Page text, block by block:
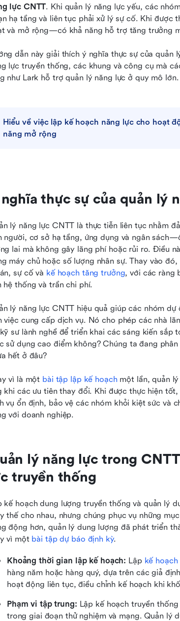
lực CNTT. Khi quản lý năng lực yếu, các
hạ tầng và liên tục phải xử lý sự cố. Khi được
và mở rộng—có khả năng hỗ trợ tăng trưởng
dẫn này giải thích ý nghĩa thực sự của quản
lực truyền thống, các khung và công cụ mà
như Lark hỗ trợ quản lý năng lực ở quy mô lớn.
Hiểu về việc lập kế hoạch năng lực cho hoạt
năng mở rộng
thực sự của quản lý
lý năng lực CNTT là thực tiễn liên tục nhằm
người, cơ sở hạ tầng, ứng dụng và ngân
lai mà không gây lãng phí hoặc rủi ro. Điều
máy chủ hoặc số lượng nhân sự. Thay vào
sự cố và kế hoạch tăng trưởng, với các ràng
hệ thống và trần chi phí.
lý năng lực CNTT hiệu quả giúp các nhóm
việc cung cấp dịch vụ. Nó cho phép các nhà
sư lành nghề để triển khai các sáng kiến sắp
sử dụng cao điểm không? Chúng ta đang
hết ở đâu?
vì là một bài tập lập kế hoạch một lần, quản
khi các ưu tiên thay đổi. Khi được thực hiện
vụ ổn định, bảo vệ các nhóm khỏi kiệt sức và
với doanh nghiệp.
lý năng lực trong
truyền thống
kế hoạch dung lượng truyền thống và quản lý
thế cho nhau, nhưng chúng phục vụ những
động hơn, quản lý dung lượng đã phát triển
vì một bài tập dự báo định kỳ.
Khoảng thời gian lập kế hoạch: Lập kế
hàng năm hoặc hàng quý, dựa trên các giả
hoạt động liên tục, điều chỉnh kế hoạch khi
Phạm vi tập trung: Lập kế hoạch truyền
trong giai đoạn thử nghiệm và mạng. Quản lý